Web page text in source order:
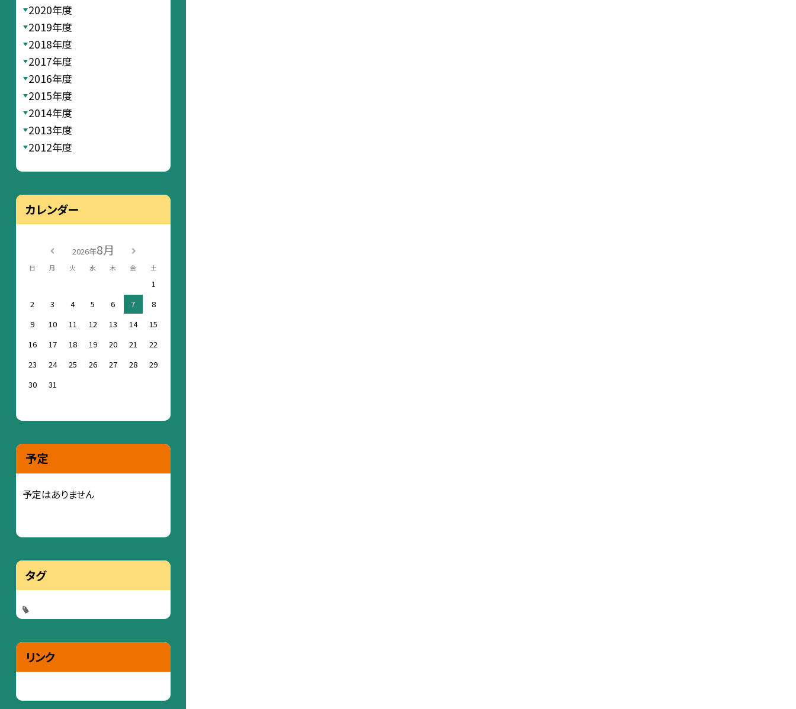
2020年度
2019年度
2018年度
2017年度
2016年度
2015年度
2014年度
2013年度
2012年度
カレンダー
2026年8月
日 月 火 水 木 金 土
1
2
3 4 5 6 7
8
9
10 11 12 13 14
15
16
17 18 19 20 21
22
23
24 25 26 27 28
29
30
31
予定
予定はありません
タグ
リンク